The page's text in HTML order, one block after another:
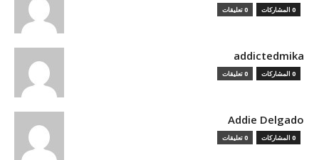
0 المشاركات 0 تعليقات
addictedmika
0 المشاركات 0 تعليقات
Addie Delgado
0 المشاركات 0 تعليقات